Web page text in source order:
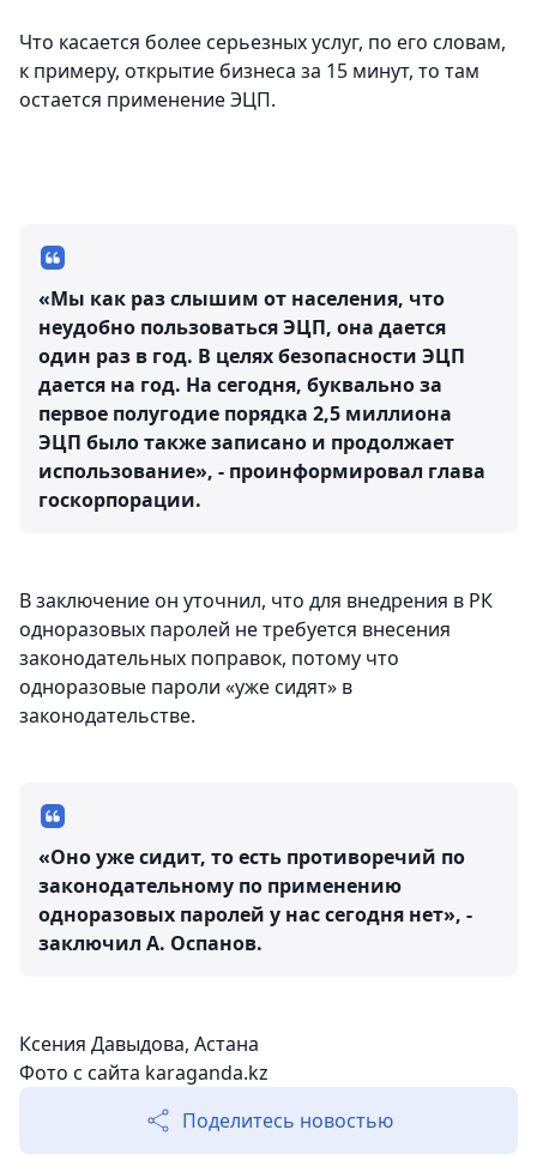
Что касается более серьезных услуг, по его словам,
к примеру, открытие бизнеса за 15 минут, то там
остается применение ЭЦП.
«Мы как раз слышим от населения, что
неудобно пользоваться ЭЦП, она дается
один раз в год. В целях безопасности ЭЦП
дается на год. На сегодня, буквально за
первое полугодие порядка 2,5 миллиона
ЭЦП было также записано и продолжает
использование», - проинформировал глава
госкорпорации.
В заключение он уточнил, что для внедрения в РК
одноразовых паролей не требуется внесения
законодательных поправок, потому что
одноразовые пароли «уже сидят» в
законодательстве.
«Оно уже сидит, то есть противоречий по
законодательному по применению
одноразовых паролей у нас сегодня нет», -
заключил А. Оспанов.
Ксения Давыдова, Астана
Фото с сайта karaganda.kz
Поделитесь новостью